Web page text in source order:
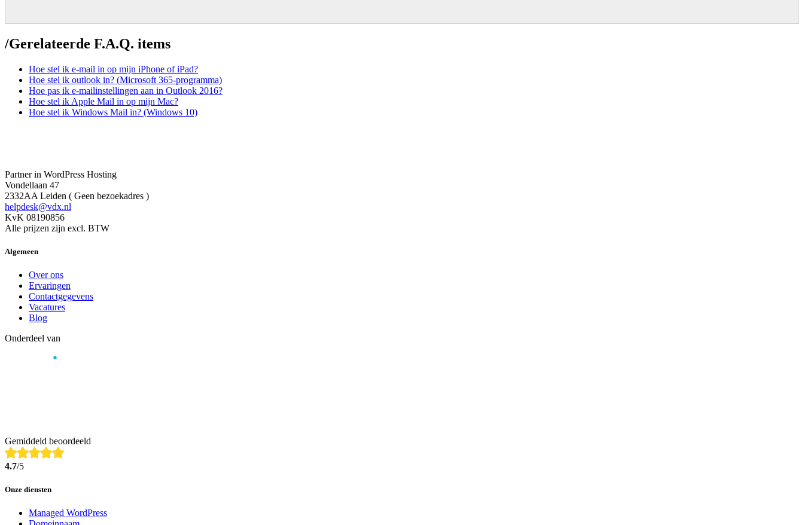
/Gerelateerde F.A.Q. items
Hoe stel ik e-mail in op mijn iPhone of iPad?
Hoe stel ik outlook in? (Microsoft 365-programma)
Hoe pas ik e-mailinstellingen aan in Outlook 2016?
Hoe stel ik Apple Mail in op mijn Mac?
Hoe stel ik Windows Mail in? (Windows 10)
Partner in WordPress Hosting
Vondellaan 47
2332AA Leiden ( Geen bezoekadres )
helpdesk@vdx.nl
KvK 08190856
Alle prijzen zijn excl. BTW
Algemeen
Over ons
Ervaringen
Contactgegevens
Vacatures
Blog
Onderdeel van
Gemiddeld beoordeeld
4.7/5
Onze diensten
Managed WordPress